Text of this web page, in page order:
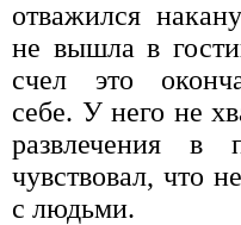
отважился
не вышла в
счел это
себе. У него не
развлечения в
чувствовал, что
с людьми.